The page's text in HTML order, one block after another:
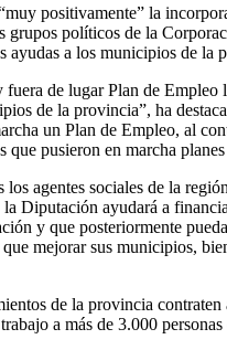
positivamente” la
políticos de la
a los municipios de la
de lugar Plan de
de la provincia”, ha
un Plan de Empleo, al
pusieron en marcha
agentes sociales de la
Diputación ayudará a
y que posteriormente
mejorar sus municipios,
de la provincia
a más de 3.000